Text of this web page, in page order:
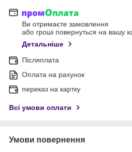
Ви отримаєте замовлення
або гроші повернуться на вашу
Детальніше
Післяплата
Оплата на рахунок
переказ на картку
Всі умови оплати
Умови повернення